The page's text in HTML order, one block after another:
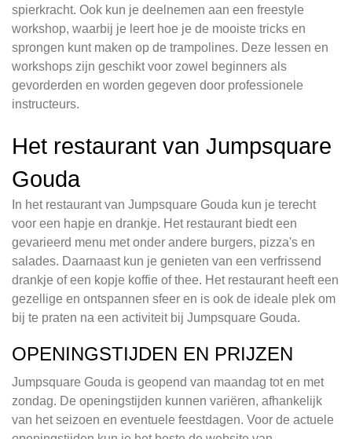
spierkracht. Ook kun je deelnemen aan een freestyle
workshop, waarbij je leert hoe je de mooiste tricks en
sprongen kunt maken op de trampolines. Deze lessen en
workshops zijn geschikt voor zowel beginners als
gevorderden en worden gegeven door professionele
instructeurs.
Het restaurant van Jumpsquare
Gouda
In het restaurant van Jumpsquare Gouda kun je terecht
voor een hapje en drankje. Het restaurant biedt een
gevarieerd menu met onder andere burgers, pizza's en
salades. Daarnaast kun je genieten van een verfrissend
drankje of een kopje koffie of thee. Het restaurant heeft een
gezellige en ontspannen sfeer en is ook de ideale plek om
bij te praten na een activiteit bij Jumpsquare Gouda.
OPENINGSTIJDEN EN PRIJZEN
Jumpsquare Gouda is geopend van maandag tot en met
zondag. De openingstijden kunnen variëren, afhankelijk
van het seizoen en eventuele feestdagen. Voor de actuele